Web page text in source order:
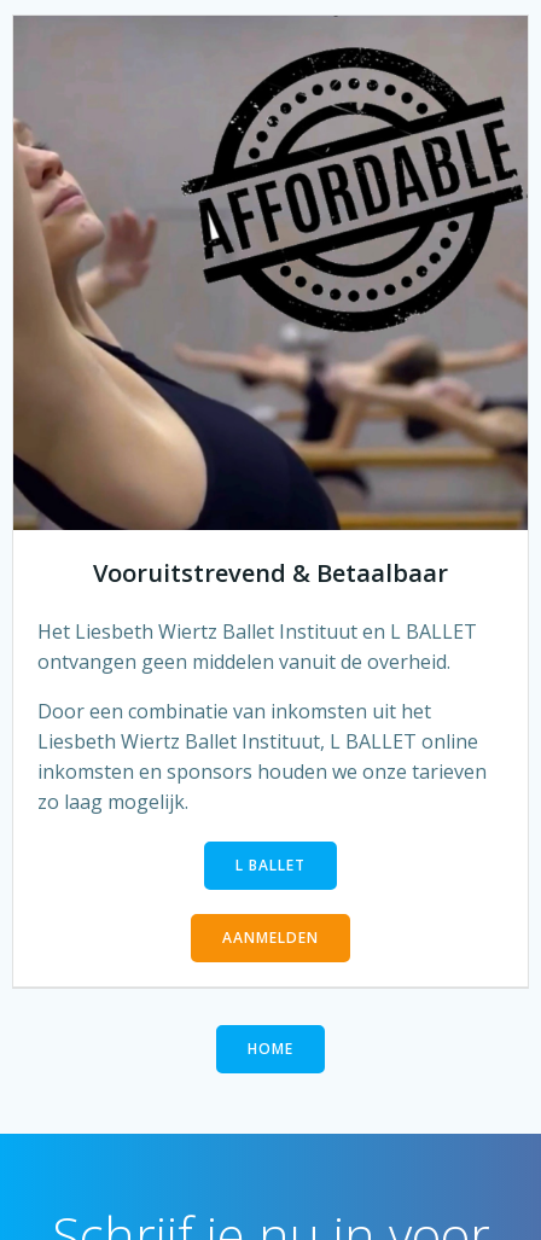
Vooruitstrevend & Betaalbaar
Het Liesbeth Wiertz Ballet Instituut en L BALLET
ontvangen geen middelen vanuit de overheid.
Door een combinatie van inkomsten uit het
Liesbeth Wiertz Ballet Instituut, L BALLET online
inkomsten en sponsors houden we onze tarieven
zo laag mogelijk.
L BALLET
AANMELDEN
HOME